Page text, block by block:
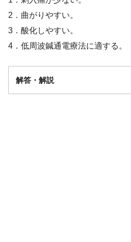
2．曲がりやすい。
3．酸化しやすい。
4．低周波鍼通電療法に適する。
解答・解説